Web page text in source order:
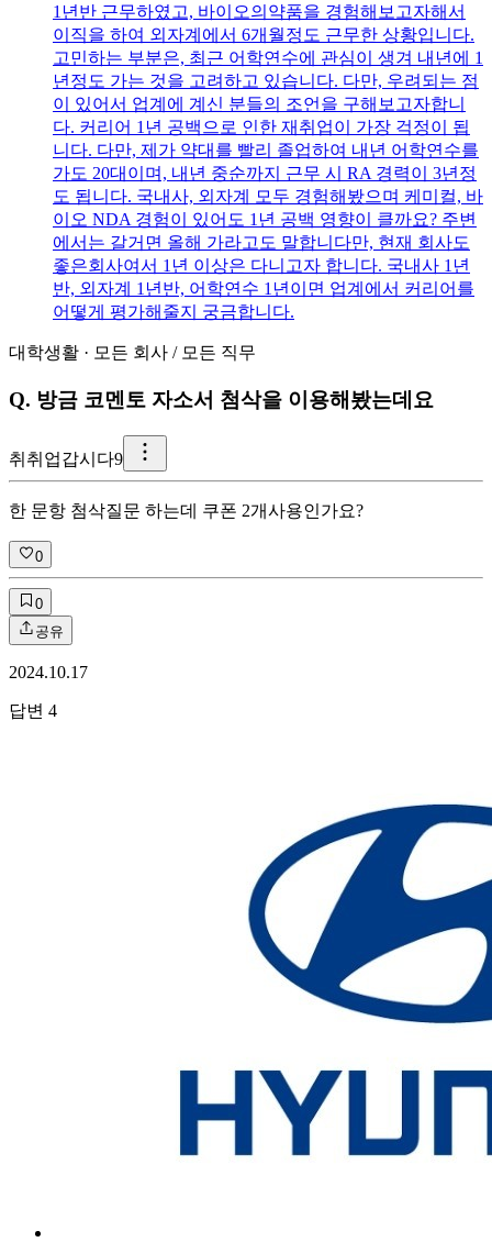
1년반 근무하였고, 바이오의약품을 경험해보고자해서
이직을 하여 외자계에서 6개월정도 근무한 상황입니다.
고민하는 부분은, 최근 어학연수에 관심이 생겨 내년에 1
년정도 가는 것을 고려하고 있습니다. 다만, 우려되는 점
이 있어서 업계에 계신 분들의 조언을 구해보고자합니
다. 커리어 1년 공백으로 인한 재취업이 가장 걱정이 됩
니다. 다만, 제가 약대를 빨리 졸업하여 내년 어학연수를
가도 20대이며, 내년 중순까지 근무 시 RA 경력이 3년정
도 됩니다. 국내사, 외자계 모두 경험해봤으며 케미컬, 바
이오 NDA 경험이 있어도 1년 공백 영향이 클까요? 주변
에서는 갈거면 올해 가라고도 말합니다만, 현재 회사도
좋은회사여서 1년 이상은 다니고자 합니다. 국내사 1년
반, 외자계 1년반, 어학연수 1년이면 업계에서 커리어를
어떻게 평가해줄지 궁금합니다.
대학생활 · 모든 회사 / 모든 직무
Q. 방금 코멘토 자소서 첨삭을 이용해봤는데요
취 취업갑시다9
한 문항 첨삭질문 하는데 쿠폰 2개사용인가요?
0
0
공유
2024.10.17
답변 4